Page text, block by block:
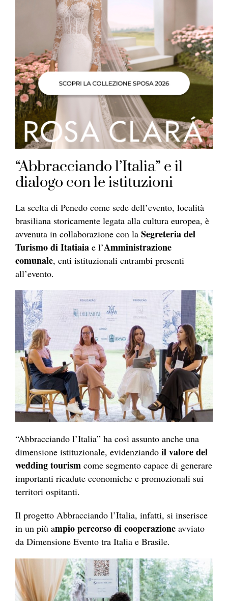
“Abbracciando l’Italia” e il
dialogo con le istituzioni
La scelta di Penedo come sede dell’evento, località
brasiliana storicamente legata alla cultura europea, è
avvenuta in collaborazione con la Segreteria del
Turismo di Itatiaia e l’Amministrazione
comunale, enti istituzionali entrambi presenti
all’evento.
“Abbracciando l’Italia” ha così assunto anche una
dimensione istituzionale, evidenziando il valore del
wedding tourism come segmento capace di generare
importanti ricadute economiche e promozionali sui
territori ospitanti.
Il progetto Abbracciando l’Italia, infatti, si inserisce
in un più ampio percorso di cooperazione avviato
da Dimensione Evento tra Italia e Brasile.